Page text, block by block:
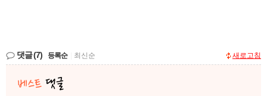
댓글(7) 등록순 최신순 새로고침